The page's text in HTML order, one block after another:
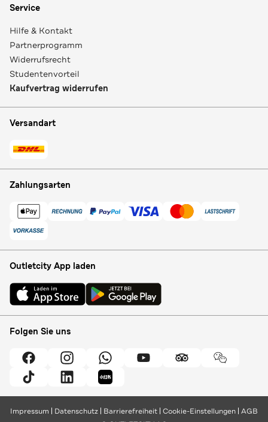
Service
Hilfe & Kontakt
Partnerprogramm
Widerrufsrecht
Studentenvorteil
Kaufvertrag widerrufen
Versandart
Zahlungsarten
Outletcity App laden
Folgen Sie uns
Impressum Datenschutz Barrierefreiheit Cookie-Einstellungen AGB